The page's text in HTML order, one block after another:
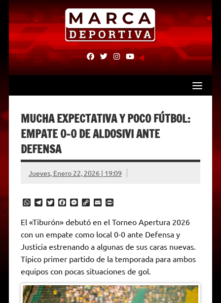
Skip
content
fab
fa-
fab
fa-
fab fab
MUCHA EXPECTATIVA Y POCO FÚTBOL:
EMPATE 0-0 DE ALDOSIVI ANTE
DEFENSA
Jueves, Enero 22, 2026 | 19:09
W
a
t
s
A
p
p
T
e
g
r
a
m
T
i
t
t
e
r
F
c
e
b
o
k
M
s
e
g
e
C
p
y
L
n
k
E
l
P
i
n
t
r
n
d
l
y
El «Tiburón» debutó en el Torneo Apertura 2026
con un empate como local 0-0 ante Defensa y
Justicia estrenando a algunas de sus caras nuevas.
Típico primer partido de la temporada para ambos
equipos con pocas situaciones de gol.